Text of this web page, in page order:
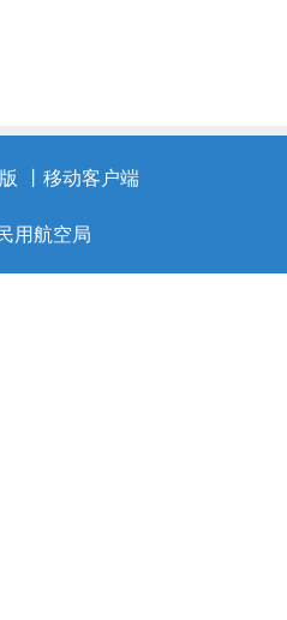
丨 移动客户端
用航空局